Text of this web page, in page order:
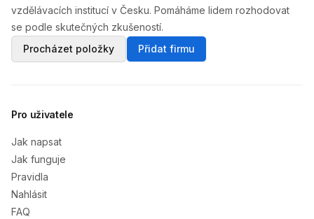
vzdělávacích institucí v Česku. Pomáháme lidem rozhodovat
se podle skutečných zkušeností.
Procházet položky
Přidat firmu
Pro uživatele
Jak napsat
Jak funguje
Pravidla
Nahlásit
FAQ